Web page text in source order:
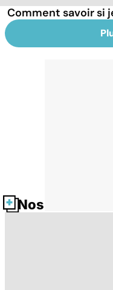
Comment savoir si
Nos fiches